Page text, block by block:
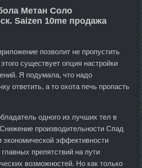
Метан Соло
Saizen 10me продажа
позволит не пропустить
существует опция настройки
Я подумала, что надо
ответить, а то охота печь пропасть
одного из лучших тел в
производительности Спад
эффективности
препятствий на пути
возможностей. Но как только